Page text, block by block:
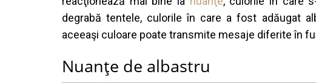
degrabă tentele, culorile în care afost adăugat
aceeaşi culoare poate transmite mesaje diferiteîn
Nuanţe de albastru